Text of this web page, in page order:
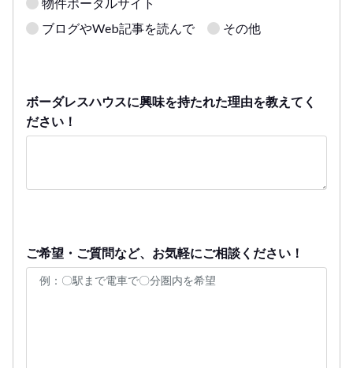
ブログやWeb記事を読んで
その他
ボーダレスハウスに興味を持たれた理由を教えてく
ださい！
ご希望・ご質問など、お気軽にご相談ください！